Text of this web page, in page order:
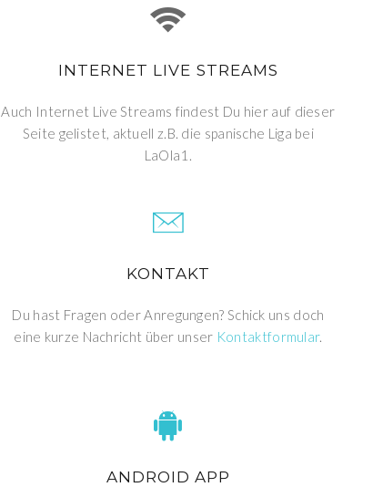
INTERNET LIVE STREAMS
Auch Internet Live Streams findest Du hier auf dieser
Seite gelistet, aktuell z.B. die spanische Liga bei
LaOla1.
KONTAKT
Du hast Fragen oder Anregungen? Schick uns doch
eine kurze Nachricht über unser Kontaktformular.
ANDROID APP